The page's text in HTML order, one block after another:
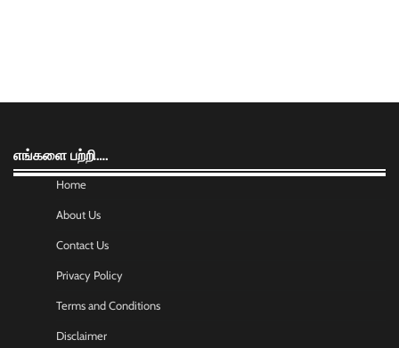
எங்களை பற்றி….
Home
About Us
Contact Us
Privacy Policy
Terms and Conditions
Disclaimer